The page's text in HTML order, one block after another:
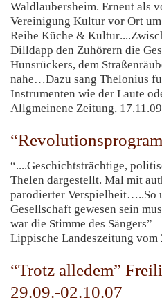
Waldlaubersheim. Erneut als
Vereinigung Kultur vor Ort
Reihe Küche &
Dilldapp den Zuhörern die
Hunsrückers, dem
nahe…Dazu sang Thelonius
Instrumenten wie der Laute
Allgmeinene Zeitung, 17.11.09
“....Geschichtsträchtige,
Thelen dargestellt. Mal mit
parodierter Verspielheit…..So
Gesellschaft gewesen sein
war die Stimme des Sängers”
Lippische Landeszeitung vom
“Trotz alledem”
29.09.-02.10.07